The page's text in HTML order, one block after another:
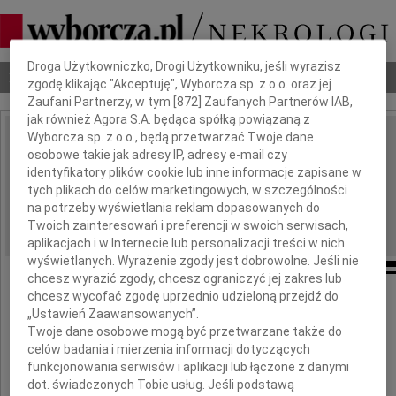
Nekrologi Odeszli Poradnik pogrzebowy
IMIĘ I NAZWISKO: Michał Woyzbun
REGION: Warszawa
DATA EMISJI: 10.04.2010
W dniu 6 kwietnia 2010 roku
drogi nam
Dbamy o Twoją prywatność
Droga Użytkowniczko, Drogi Użytkowniku, jeśli wyrazisz
zgodę klikając "Akceptuję", Wyborcza sp. z o.o. oraz jej
Zaufani Partnerzy, w tym [872 ] Zaufanych Partnerów IAB,
jak również Agora S.A. będąca spółką powiązaną z
Wyborcza sp. z o.o., będą przetwarzać Twoje dane
osobowe takie jak adresy IP, adresy e-mail czy
identyfikatory plików cookie lub inne informacje zapisane w
tych plikach do celów marketingowych, w szczególności
na potrzeby wyświetlania reklam dopasowanych do
Twoich zainteresowań i preferencji w swoich serwisach,
aplikacjach i w Internecie lub personalizacji treści w nich
wyświetlanych. Wyrażenie zgody jest dobrowolne. Jeśli nie
chcesz wyrazić zgody, chcesz ograniczyć jej zakres lub
chcesz wycofać zgodę uprzednio udzieloną przejdź do
„Ustawień Zaawansowanych”.
Twoje dane osobowe mogą być przetwarzane także do
celów badania i mierzenia informacji dotyczących
funkcjonowania serwisów i aplikacji lub łączone z danymi
dot. świadczonych Tobie usług. Jeśli podstawą